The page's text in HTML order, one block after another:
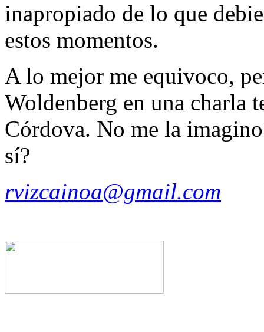
inapropiado de lo que
estos momentos.
A lo mejor me equivoco,
Woldenberg en una charla
Córdova. No me la
sí?
rvizcainoa@gmail.com